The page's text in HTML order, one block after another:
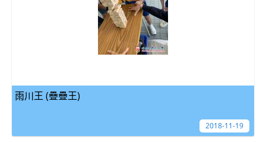
雨川王 (疊疊王)
2018-11-19